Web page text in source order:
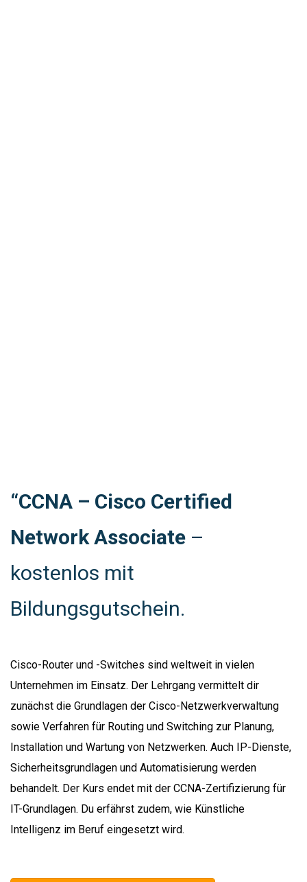
“CCNA – Cisco Certified
Network Associate –
kostenlos mit
Bildungsgutschein.
Cisco-Router und -Switches sind weltweit in vielen
Unternehmen im Einsatz. Der Lehrgang vermittelt dir
zunächst die Grundlagen der Cisco-Netzwerkverwaltung
sowie Verfahren für Routing und Switching zur Planung,
Installation und Wartung von Netzwerken. Auch IP-Dienste,
Sicherheitsgrundlagen und Automatisierung werden
behandelt. Der Kurs endet mit der CCNA-Zertifizierung für
IT-Grundlagen. Du erfährst zudem, wie Künstliche
Intelligenz im Beruf eingesetzt wird.